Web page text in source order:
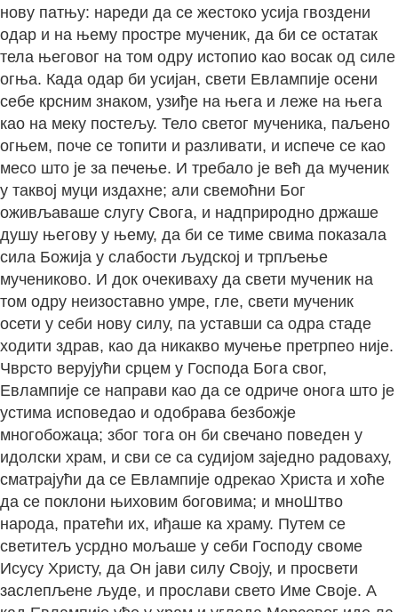
нову патњу: нареди да се жестоко усија гвоздени
одар и на њему простре мученик, да би се остатак
тела његовог на том одру истопио као восак од силе
огња. Када одар би усијан, свети Евлампије осени
себе крсним знаком, узиђе на њега и леже на њега
као на меку постељу. Тело светог мученика, паљено
огњем, поче се топити и разливати, и испече се као
месо што је за печење. И требало је већ да мученик
у таквој муци издахне; али свемоћни Бог
оживљаваше слугу Свога, и надприродно држаше
душу његову у њему, да би се тиме свима показала
сила Божија у слабости људској и трпљење
мучениково. И док очекиваху да свети мученик на
том одру неизоставно умре, гле, свети мученик
осети у себи нову силу, па уставши са одра стаде
ходити здрав, као да никакво мучење претрпео није.
Чврсто верујући срцем у Господа Бога свог,
Евлампије се направи као да се одриче онога што је
устима исповедао и одобрава безбожје
многобожаца; због тога он би свечано поведен у
идолски храм, и сви се са судијом заједно радоваху,
сматрајући да се Евлампије одрекао Христа и хоће
да се поклони њиховим боговима; и мноШтво
народа, пратећи их, иђаше ка храму. Путем се
светитељ усрдно мољаше у себи Господу своме
Исусу Христу, да Он јави силу Своју, и просвети
заслепљене људе, и прослави свето Име Своје. А